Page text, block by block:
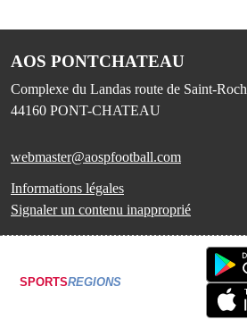
AOS PONTCHATEAU
Complexe du Landas route de Saint-Roch
44160 PONT-CHATEAU
webmaster@aospfootball.com
Informations légales
Signaler un contenu inapproprié
SPORTSREGIONS